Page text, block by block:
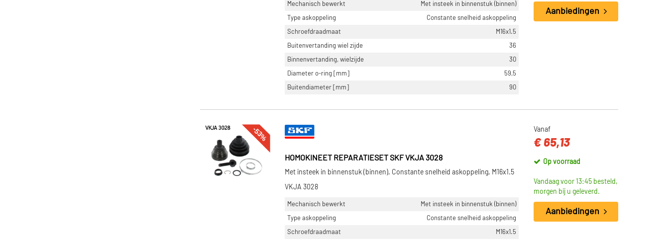
Mechanisch bewerkt
Met insteek in binnenstuk (binnen)
Type askoppeling
Constante snelheid askoppeling
Schroefdraadmaat
M16x1.5
Buitenvertanding wiel zijde
36
Binnenvertanding, wielzijde
30
Diameter o-ring [mm]
59,5
Buitendiameter [mm]
90
Aanbiedingen
-53%
HOMOKINEET REPARATIESET SKF VKJA 3028
Met insteek in binnenstuk (binnen), Constante snelheid askoppeling, M16x1.5
VKJA 3028
Mechanisch bewerkt
Met insteek in binnenstuk (binnen)
Type askoppeling
Constante snelheid askoppeling
Schroefdraadmaat
M16x1.5
Vanaf
€ 65,13
Op voorraad
Vandaag voor 13:45 besteld,
morgen bij u geleverd.
Aanbiedingen